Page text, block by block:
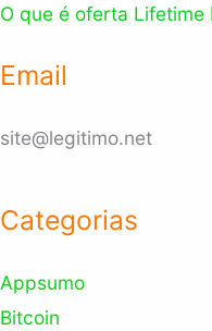
O que é oferta Lifetime
Email
site@legitimo.net
Categorias
Appsumo
Bitcoin